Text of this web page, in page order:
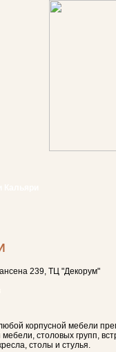
239, ТЦ "Декорум"
корпусной мебели
столовых групп,
столы и стулья.